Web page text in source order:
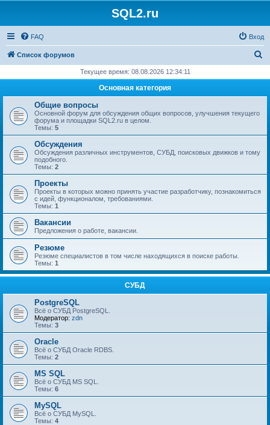
SQL2.ru
FAQ Вход
Список форумов
с
Текущее время: 08.08.2026 12:34:11
Основная категория
Общие вопросы
Основной форум для обсуждения общих вопросов, улучшения текущего
форума и площадки SQL2.ru в целом.
Темы: 5
Обсуждения
Обсуждения различных инструментов, СУБД, поисковых движков и тому
подобного.
Темы: 2
Проекты
Проекты в которых можно принять участие разработчику, познакомиться
с идей, функционалом, требованиями.
Темы: 1
Вакансии
Предложения о работе, вакансии.
Резюме
Резюме специалистов в том числе находящихся в поиске работы.
Темы: 1
СУБД
PostgreSQL
Всё о СУБД PostgreSQL.
Модератор: zdn
Темы: 3
Oracle
Всё о СУБД Oracle RDBS.
Темы: 2
MS SQL
Всё о СУБД MS SQL.
Темы: 6
MySQL
Всё о СУБД MySQL.
Темы: 4